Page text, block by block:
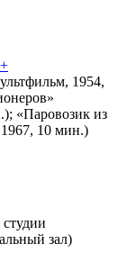
1954,
«Паровозик из
10 мин.)
зал)